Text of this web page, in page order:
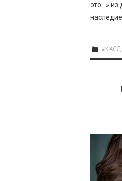
это…» из